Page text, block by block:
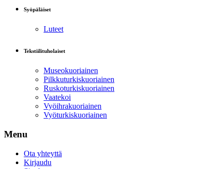
Syöpäläiset
Luteet
Tekstiilituholaiset
Museokuoriainen
Pilkkuturkiskuoriainen
Ruskoturkiskuoriainen
Vaatekoi
Vyöihrakuoriainen
Vyöturkiskuoriainen
Menu
Ota yhteyttä
Kirjaudu